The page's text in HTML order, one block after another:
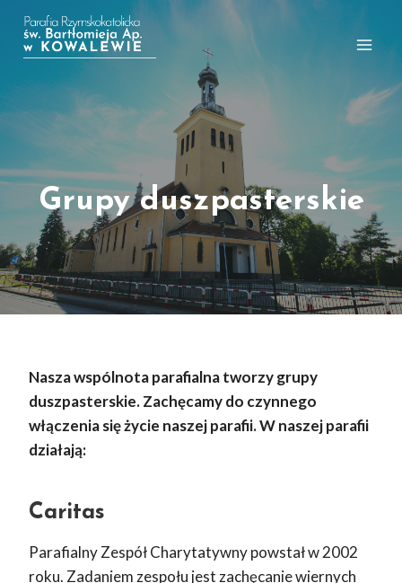
Przejdź
treści
Grupy duszpasterskie
Nasza wspólnota parafialna tworzy grupy
duszpasterskie. Zachęcamy do czynnego
włączenia się życie naszej parafii. W naszej parafii
działają:
Caritas
Parafialny Zespół Charytatywny powstał w 2002
roku. Zadaniem zespołu jest zachęcanie wiernych